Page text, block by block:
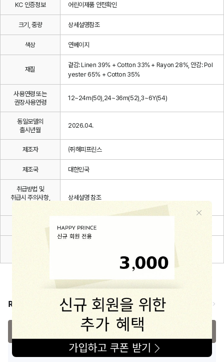
KC 인증정보 어린이제품 안전확인
크기, 중량 상세설명참조
색상 연베이지
재질
겉감: Linen 39% + Cotton 33% + Rayon 28%, 안감: Pol
yester 65% + Cotton 35%
사용연령 또는
권장사용연령
12~24m(50),24~36m(52),3~6Y(54)
동일모델의
출시년월
2026.04.
제조자 ㈜해피프린스
제조국 대한민국
취급방법 및
취급시 주의사항,
상세설명 참조
관련 법 및 소비자 분쟁해결 규정에 따름